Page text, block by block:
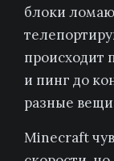
блоки
происходит
и пинг до
разные
Minecraft